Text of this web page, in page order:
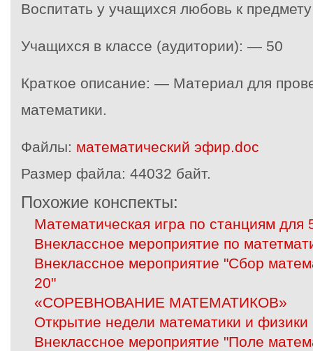
Воспитать у учащихся любовь к
Учащихся в классе (аудитории): — 50
Краткое описание: — Материал для
математики.
Файлы: математический эфир.doc
Размер файла: 44032 байт.
Похожие конспекты:
Математическая игра по станциям для
Внеклассное мероприятие по
Внеклассное мероприятие "Сбор
20"
«СОРЕВНОВАНИЕ МАТЕМАТИКОВ»
Открытие недели математики и физики
Внеклассное мероприятие "Поле